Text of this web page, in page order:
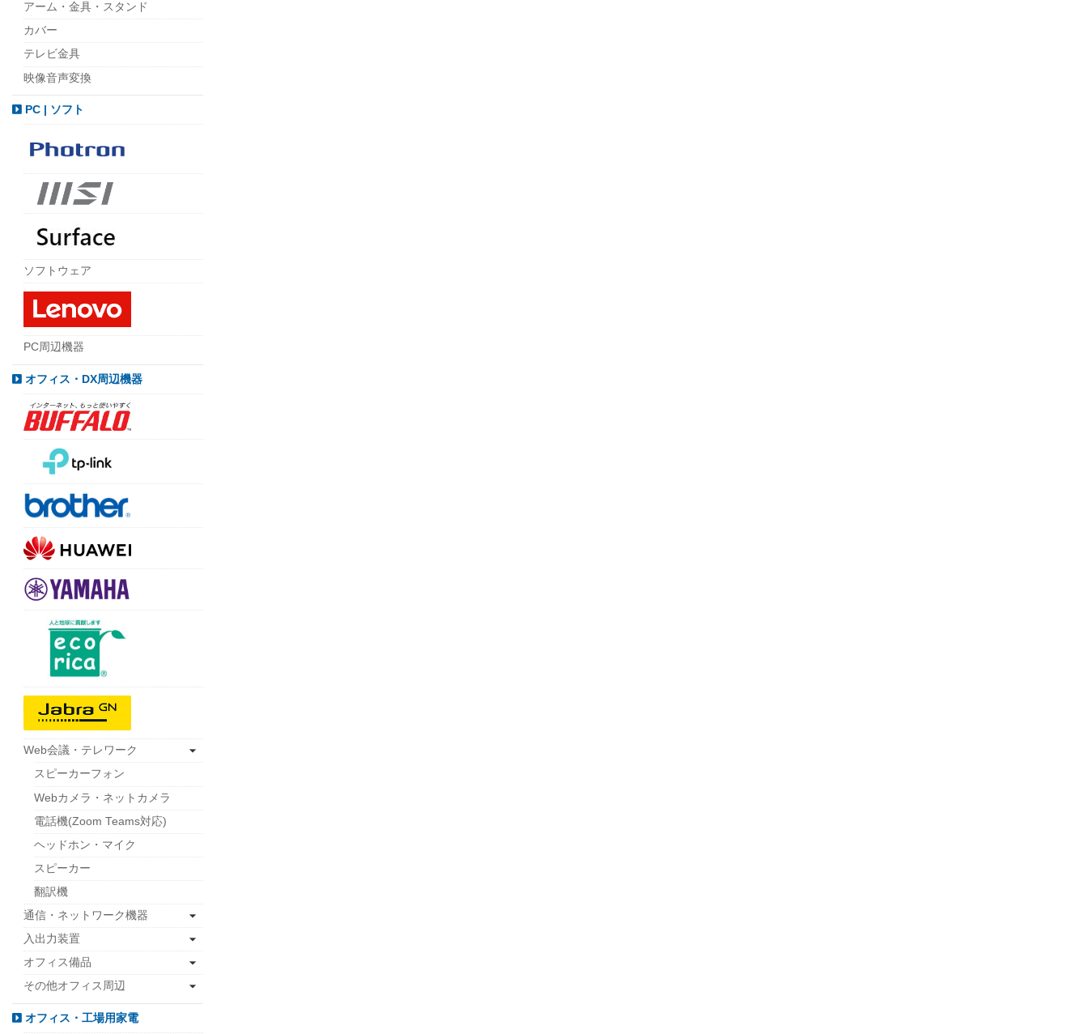
アーム・金具・スタンド
カバー
テレビ金具
映像音声変換
PC | ソフト
ソフトウェア
PC周辺機器
オフィス・DX周辺機器
Web会議・テレワーク
スピーカーフォン
Webカメラ・ネットカメラ
電話機(Zoom Teams対応)
ヘッドホン・マイク
スピーカー
翻訳機
通信・ネットワーク機器
入出力装置
オフィス備品
その他オフィス周辺
オフィス・工場用家電